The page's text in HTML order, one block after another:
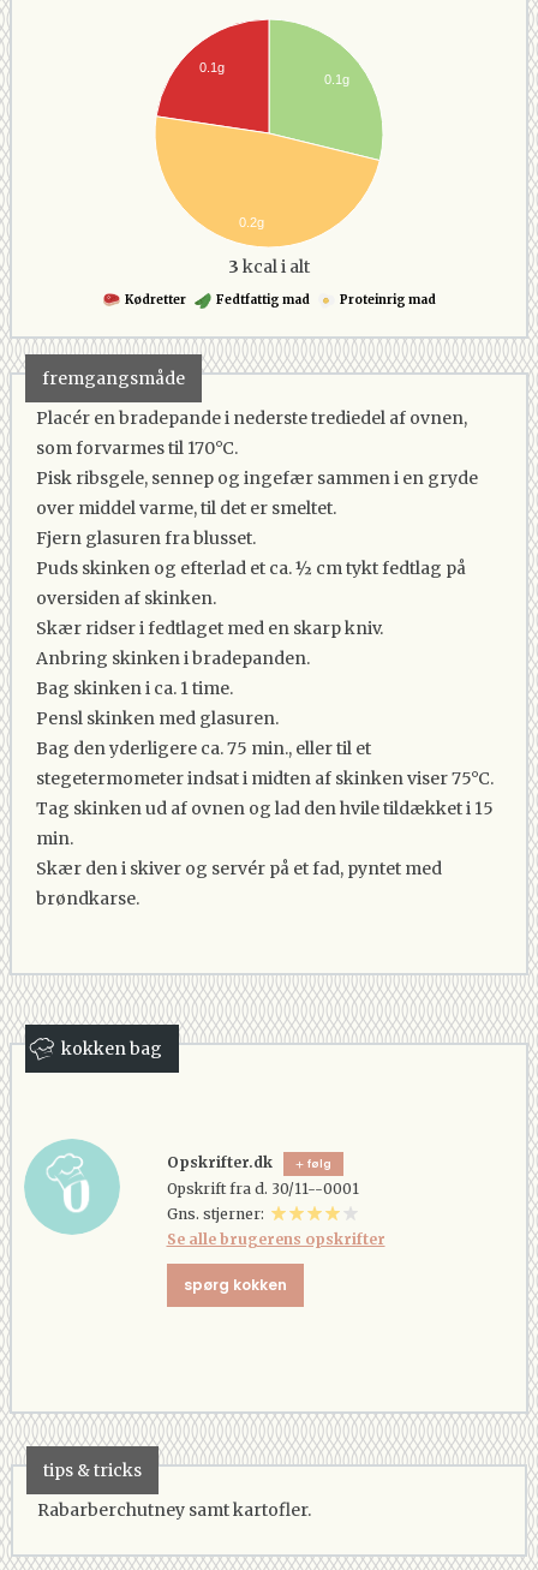
0.1g
0.1g
0.2g
3 kcal i alt
Kødretter Fedtfattig mad Proteinrig mad
fremgangsmåde
Placér en bradepande i nederste trediedel af ovnen,
som forvarmes til 170°C.
Pisk ribsgele, sennep og ingefær sammen i en gryde
over middel varme, til det er smeltet.
Fjern glasuren fra blusset.
Puds skinken og efterlad et ca. ½ cm tykt fedtlag på
oversiden af skinken.
Skær ridser i fedtlaget med en skarp kniv.
Anbring skinken i bradepanden.
Bag skinken i ca. 1 time.
Pensl skinken med glasuren.
Bag den yderligere ca. 75 min., eller til et
stegetermometer indsat i midten af skinken viser 75°C.
Tag skinken ud af ovnen og lad den hvile tildækket i 15
min.
Skær den i skiver og servér på et fad, pyntet med
brøndkarse.
kokken bag
Opskrifter.dk følg
Opskrift fra d. 30/11--0001
Gns. stjerner:
Se alle brugerens opskrifter
spørg kokken
tips & tricks
Rabarberchutney samt kartofler.